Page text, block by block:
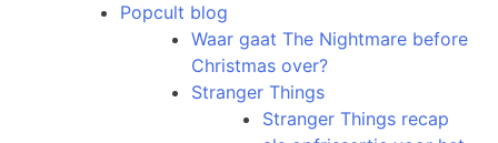
Popcult blog
Waar gaat The Nightmare before
Christmas over?
Stranger Things
Stranger Things recap